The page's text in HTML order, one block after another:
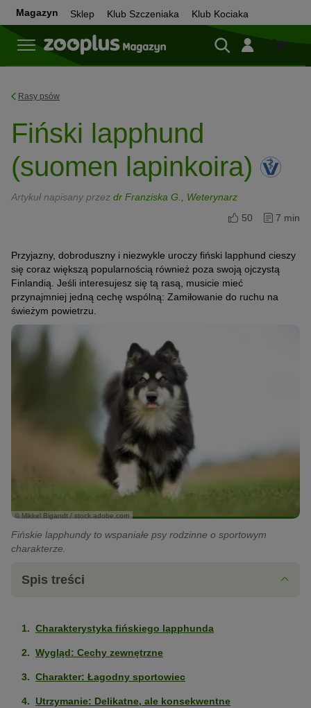
Magazyn Sklep Klub Szczeniaka Klub Kociaka
Sklep
Rasy psów
Fiński lapphund
(suomen lapinkoira)
Artykuł napisany przez dr Franziska G., Weterynarz
50
7 min
Przyjazny, dobroduszny i niezwykle uroczy fiński lapphund cieszy
się coraz większą popularnością również poza swoją ojczystą
Finlandią. Jeśli interesujesz się tą rasą, musicie mieć
przynajmniej jedną cechę wspólną: Zamiłowanie do ruchu na
świeżym powietrzu.
© Mikkel Bigandt / stock.adobe.com
Fińskie lapphundy to wspaniałe psy rodzinne o sportowym
charakterze.
Spis treści
Charakterystyka fińskiego lapphunda
Wygląd: Cechy zewnętrzne
Charakter: Łagodny sportowiec
Utrzymanie: Delikatne, ale konsekwentne